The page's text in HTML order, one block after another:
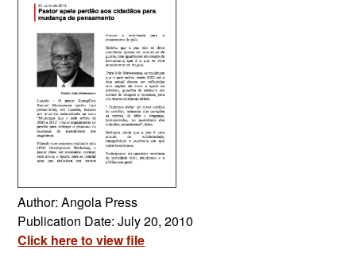
Author: Angola Press
Publication Date: July 20, 2010
Click here to view file